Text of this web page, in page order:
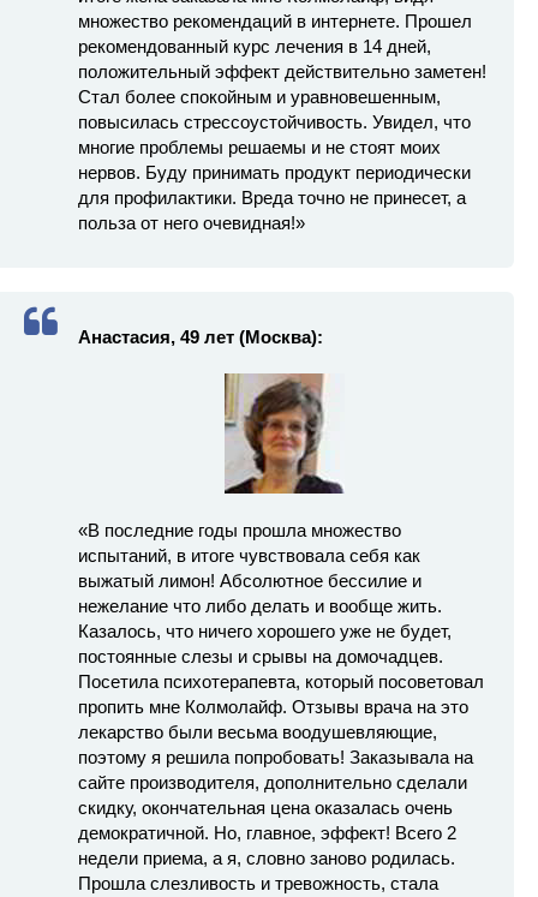
множество рекомендаций в интернете. Прошел
рекомендованный курс лечения в 14 дней,
положительный эффект действительно заметен!
Стал более спокойным и уравновешенным,
повысилась стрессоустойчивость. Увидел, что
многие проблемы решаемы и не стоят моих
нервов. Буду принимать продукт периодически
для профилактики. Вреда точно не принесет, а
польза от него очевидная!»
Анастасия, 49 лет (Москва):
«В последние годы прошла множество
испытаний, в итоге чувствовала себя как
выжатый лимон! Абсолютное бессилие и
нежелание что либо делать и вообще жить.
Казалось, что ничего хорошего уже не будет,
постоянные слезы и срывы на домочадцев.
Посетила психотерапевта, который посоветовал
пропить мне Колмолайф. Отзывы врача на это
лекарство были весьма воодушевляющие,
поэтому я решила попробовать! Заказывала на
сайте производителя, дополнительно сделали
скидку, окончательная цена оказалась очень
демократичной. Но, главное, эффект! Всего 2
недели приема, а я, словно заново родилась.
Прошла слезливость и тревожность, стала